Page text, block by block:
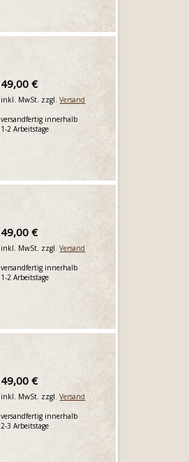
49,00 €
inkl. MwSt. zzgl.Versand
versandfertig innerhalb
1-2 Arbeitstage
49,00 €
inkl. MwSt. zzgl.Versand
versandfertig innerhalb
1-2 Arbeitstage
49,00 €
inkl. MwSt. zzgl.Versand
versandfertig innerhalb
2-3 Arbeitstage